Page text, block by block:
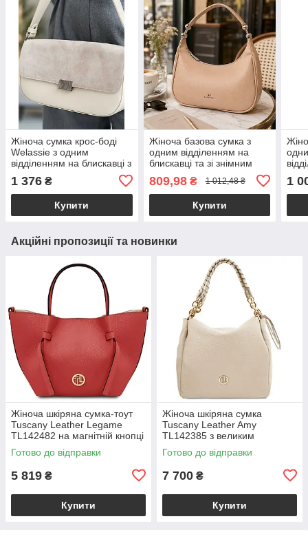
Жіноча сумка крос-боді
Welassie з одним
відділенням на блискавці з
екошкіри бежева «Tilly»
1 376 ₴
Купити
Жіноча базова сумка з
одним відділенням на
блискавці та зі знімним
екошкіра бежевий
Alex&Mia CD-9128
809,98₴ 1 012,48 ₴
Купити
1
Акційні пропозиції та новинки
Жіноча шкіряна сумка-тоут
Tuscany Leather Legame
TL142482 на магнітній кнопці
з плечовим ременем,
коралова BS2482_1_105
Готово до відправки
5 819 ₴
Купити
Жіноча шкіряна сумка
Tuscany Leather Amy
TL142385 з великим
відділенням і плечовим
ременем, бежева
Готово до відправки
7 700 ₴
Купити